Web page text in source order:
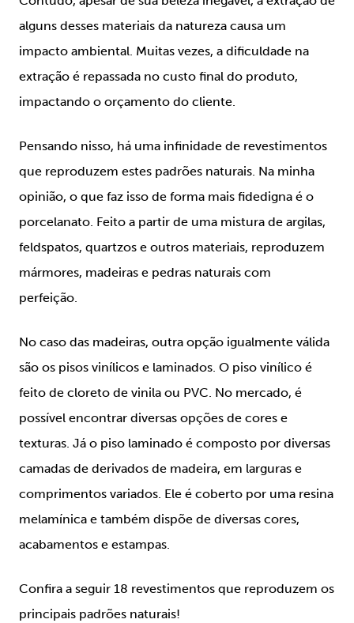
alguns desses materiais da natureza causa um
impacto ambiental. Muitas vezes, a dificuldade na
extração é repassada no custo final do produto,
impactando o orçamento do cliente.
Pensando nisso, há uma infinidade de revestimentos
que reproduzem estes padrões naturais. Na minha
opinião, o que faz isso de forma mais fidedigna é o
porcelanato. Feito a partir de uma mistura de argilas,
feldspatos, quartzos e outros materiais, reproduzem
mármores, madeiras e pedras naturais com
perfeição.
No caso das madeiras, outra opção igualmente válida
são os pisos vinílicos e laminados. O piso vinílico é
feito de cloreto de vinila ou PVC. No mercado, é
possível encontrar diversas opções de cores e
texturas. Já o piso laminado é composto por diversas
camadas de derivados de madeira, em larguras e
comprimentos variados. Ele é coberto por uma resina
melamínica e também dispõe de diversas cores,
acabamentos e estampas.
Confira a seguir 18 revestimentos que reproduzem os
principais padrões naturais!